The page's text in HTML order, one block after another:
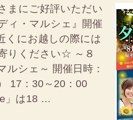
まにご好評いただい
ィ・マルシェ』開催
くにお越しの際には
りください☆ ～８
ルシェ～ 開催日時：
17：30～20：00
」は18 …